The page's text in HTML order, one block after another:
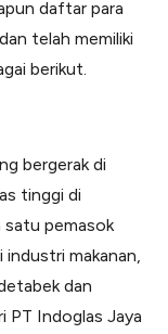
daftar para
telah memiliki
berikut.
bergerak di
tinggi di
satu pemasok
makanan,
dan
PT Indoglas Jaya